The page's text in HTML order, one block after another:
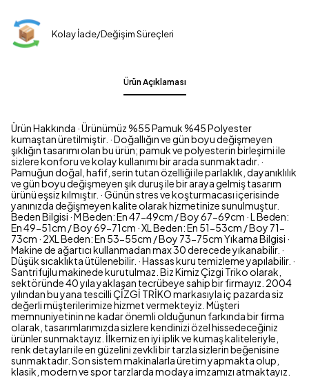
Kolay İade/Değişim Süreçleri
Ürün Açıklaması
Ürün Hakkında · Ürünümüz %55 Pamuk %45 Polyester
kumaştan üretilmiştir. · Doğallığın ve gün boyu değişmeyen
şıklığın tasarımı olan bu ürün; pamuk ve polyesterin birleşimi ile
sizlere konforu ve kolay kullanımı bir arada sunmaktadır. ·
Pamuğun doğal, hafif, serin tutan özelliği ile parlaklık, dayanıklılık
ve gün boyu değişmeyen şık duruş ile bir araya gelmiş tasarım
ürünü eşsiz kılmıştır. · Günün stres ve koşturmacası içerisinde
yanınızda değişmeyen kalite olarak hizmetinize sunulmuştur.
Beden Bilgisi · M Beden: En 47-49cm / Boy 67-69cm · L Beden:
En 49-51cm / Boy 69-71cm · XL Beden: En 51-53cm / Boy 71-
73cm · 2XL Beden: En 53-55cm / Boy 73-75cm Yıkama Bilgisi ·
Makine de ağartıcı kullanmadan max 30 derecede yıkanabilir. ·
Düşük sıcaklıkta ütülenebilir. · Hassas kuru temizleme yapılabilir. ·
Santrifujlu makinede kurutulmaz. Biz Kimiz Çizgi Triko olarak,
sektöründe 40 yıla yaklaşan tecrübeye sahip bir firmayız. 2004
yılından bu yana tescilli ÇİZGİ TRİKO markasıyla iç pazarda siz
değerli müşterilerimize hizmet vermekteyiz. Müşteri
memnuniyetinin ne kadar önemli olduğunun farkında bir firma
olarak, tasarımlarımızda sizlere kendinizi özel hissedeceğiniz
ürünler sunmaktayız. İlkemiz en iyi iplik ve kumaş kaliteleriyle,
renk detayları ile en güzelini zevkli bir tarzla sizlerin beğenisine
sunmaktadır. Son sistem makinalarla üretim yapmakta olup,
klasik, modern ve spor tarzlarda modaya imzamızı atmaktayız.